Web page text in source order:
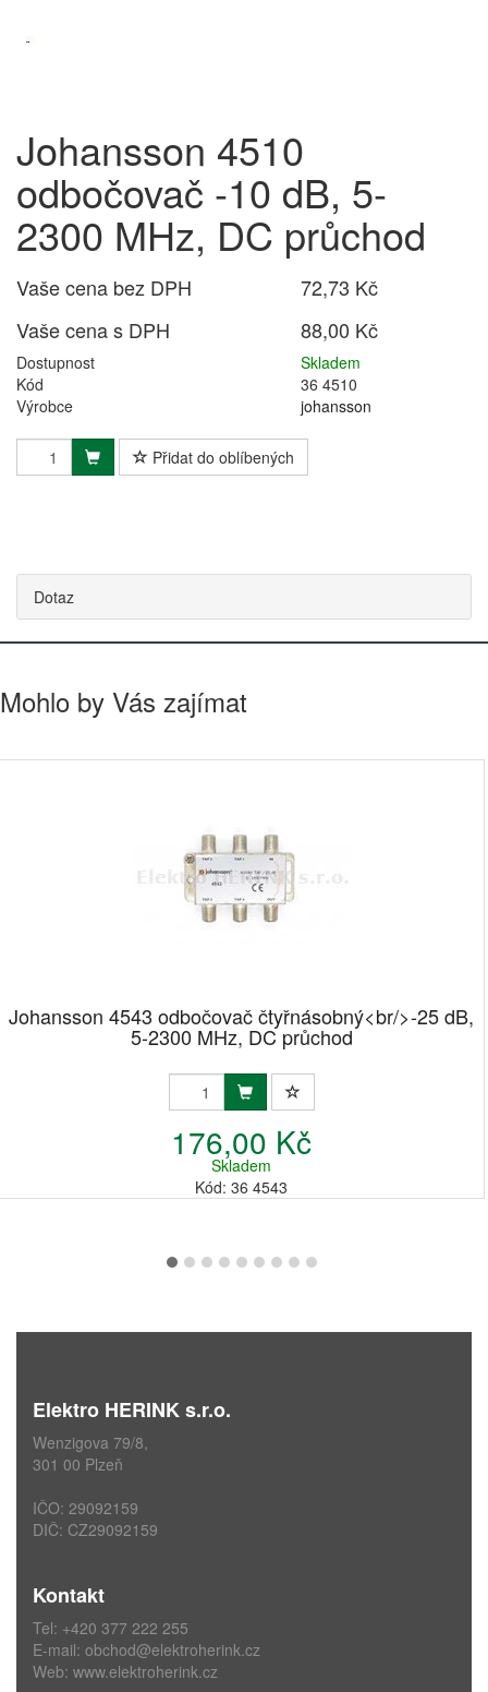
Johansson 4510
odbočovač -10 dB, 5-
2300 MHz, DC průchod
Vaše cena bez DPH
72,73 Kč
Vaše cena s DPH
88,00 Kč
Dostupnost
Skladem
Kód
36 4510
Výrobce
johansson
Přidat do oblíbených
Dotaz
Mohlo by Vás zajímat
Johansson 4543 odbočovač čtyřnásobný<br/>-25 dB,
5-2300 MHz, DC průchod
176,00 Kč
Skladem
Kód: 36 4543
Elektro HERINK s.r.o.
Wenzigova 79/8,
301 00 Plzeň
IČO: 29092159
DIČ: CZ29092159
Kontakt
Tel: +420 377 222 255
E-mail: obchod@elektroherink.cz
Web: www.elektroherink.cz